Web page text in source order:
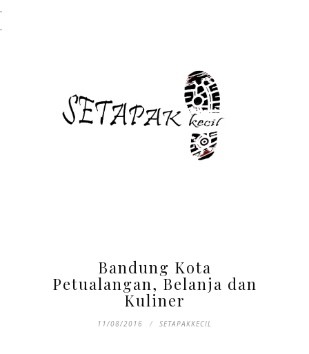
.
.
Bandung Kota
Petualangan, Belanja dan
Kuliner
11/08/2016 SETAPAKKECIL